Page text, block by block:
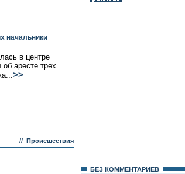
начальники
в центре
аресте трех
>>
// Происшествия
БЕЗ КОМMЕНТАРИЕВ